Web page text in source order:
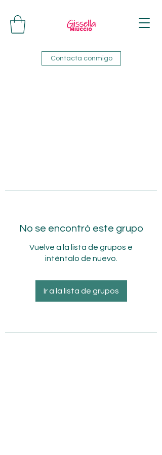
Contacta conmigo
No se encontró este grupo
Vuelve a la lista de grupos e
inténtalo de nuevo.
Ir a la lista de grupos